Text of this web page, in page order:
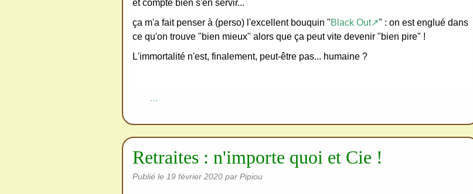
et compte bien s'en servir...
ça m'a fait penser à (perso) l'excellent bouquin "Black Out↗" : on est englué dans
ce qu'on trouve "bien mieux" alors que ça peut vite devenir "bien pire" !
L'immortalité n'est, finalement, peut-être pas... humaine ?
…
Retraites : n'importe quoi et Cie !
Publié le 19 février 2020 par Pipiou